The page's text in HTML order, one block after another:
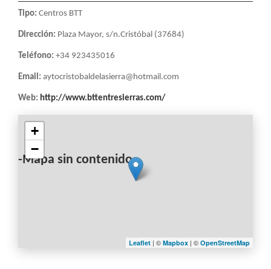
Tipo: Centros BTT
Dirección: Plaza Mayor, s/n.Cristóbal (37684)
Teléfono: +34 923435016
Email: aytocristobaldelasierra@hotmail.com
Web: http://www.bttentresierras.com/
-Mapa sin contenido-
+
−
Leaflet | © Mapbox | © OpenStreetMap